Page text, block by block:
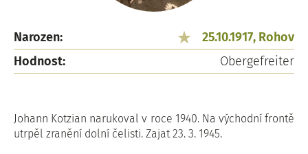
Narozen:
25.10.1917, Rohov
Hodnost:
Obergefreiter
Johann Kotzian narukoval v roce 1940. Na východní frontě
utrpěl zranění dolní čelisti. Zajat 23. 3. 1945.